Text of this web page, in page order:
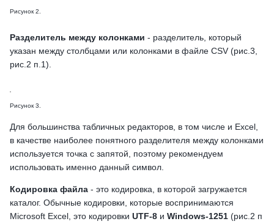
Рисунок 2.
Разделитель между колонками - разделитель, который
указан между столбцами или колонками в файле CSV (рис.3,
рис.2 п.1).
Рисунок 3.
Для большинства табличных редакторов, в том числе и Excel,
в качестве наиболее понятного разделителя между колонками
используется точка с запятой, поэтому рекомендуем
использовать именно данный символ.
Кодировка файла - это кодировка, в которой загружается
каталог. Обычные кодировки, которые воспринимаются
Microsoft Excel, это кодировки UTF-8 и Windows-1251 (рис.2 п